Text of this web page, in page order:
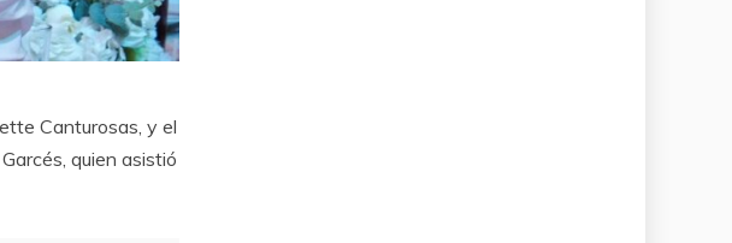
Canturosas, y el
quien asistió